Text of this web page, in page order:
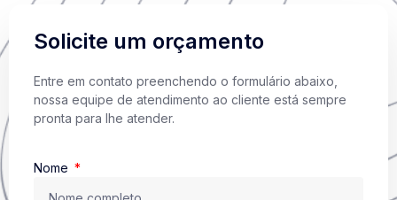
Solicite um orçamento
Entre em contato preenchendo o formulário abaixo,
nossa equipe de atendimento ao cliente está sempre
pronta para lhe atender.
Nome